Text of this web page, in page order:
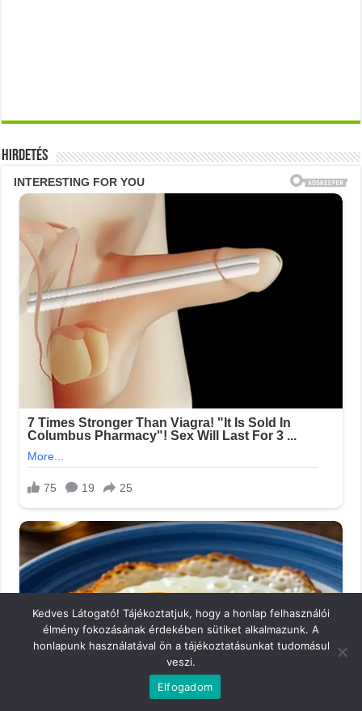
Hirdetés
Kedves Látogató! Tájékoztatjuk, hogy a honlap felhasználói
élmény fokozásának érdekében sütiket alkalmazunk. A
honlapunk használatával ön a tájékoztatásunkat tudomásul
veszi.
Elfogadom